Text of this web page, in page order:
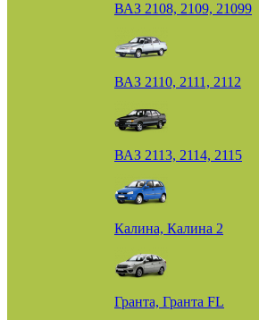
ВАЗ 2108, 2109, 21099
ВАЗ 2110, 2111, 2112
ВАЗ 2113, 2114, 2115
Калина, Калина 2
Гранта, Гранта FL